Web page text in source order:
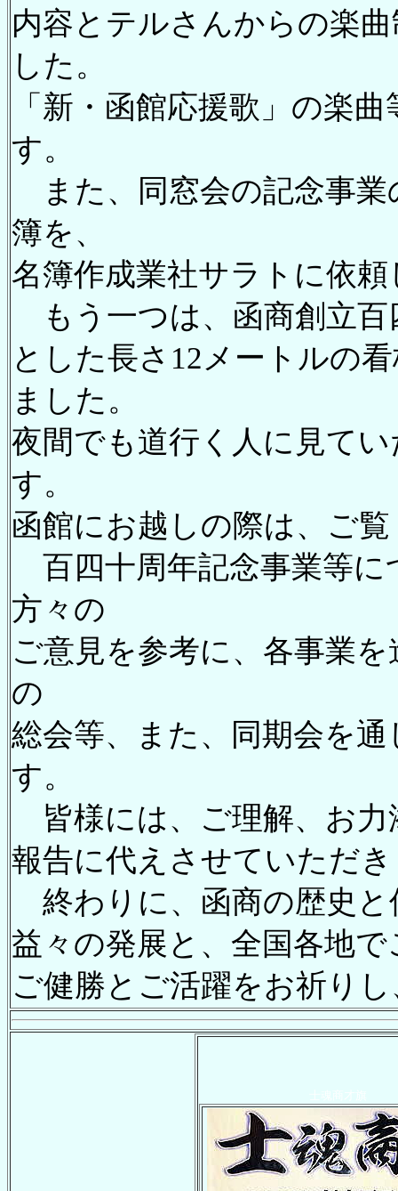
内容とテルさんからの楽
した。
「新・函館応援歌」の楽
す。
また、同窓会の記念事業
簿を、
名簿作成業社サラトに依
もう一つは、函商創立百
とした長さ12メートルの
ました。
夜間でも道行く人に見て
す。
函館にお越しの際は、ご
百四十周年記念事業等に
方々の
ご意見を参考に、各事業
の
総会等、また、同期会を
す。
皆様には、ご理解、お力
報告に代えさせていただ
終わりに、函商の歴史と
益々の発展と、全国各地
ご健勝とご活躍をお祈り
士魂商才旗